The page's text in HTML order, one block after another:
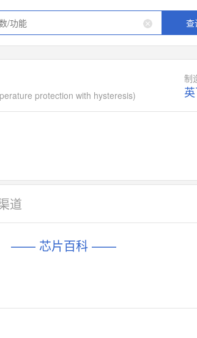
查
protection with hysteresis)
制
道
—— 芯片百科 ——